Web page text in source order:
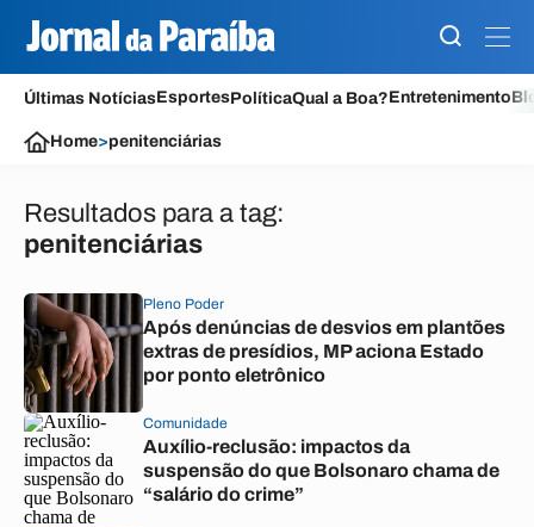
Últimas NotíciasEsportesPolíticaQual a Boa?Entretenimento
Home>penitenciárias
Resultados para a tag:
penitenciárias
Pleno Poder
Após denúncias de desvios em plantões
extras de presídios, MP aciona Estado
por ponto eletrônico
Comunidade
Auxílio-reclusão: impactos da
suspensão do que Bolsonaro chama de
“salário do crime”